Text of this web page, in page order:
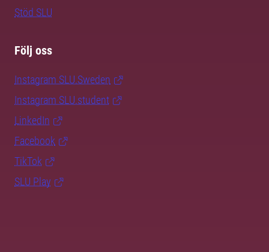
Stöd SLU
Följ oss
Instagram SLU.Sweden
Instagram SLU.student
LinkedIn
Facebook
TikTok
SLU Play